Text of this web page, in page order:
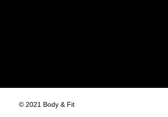
© 2021 Body & Fit